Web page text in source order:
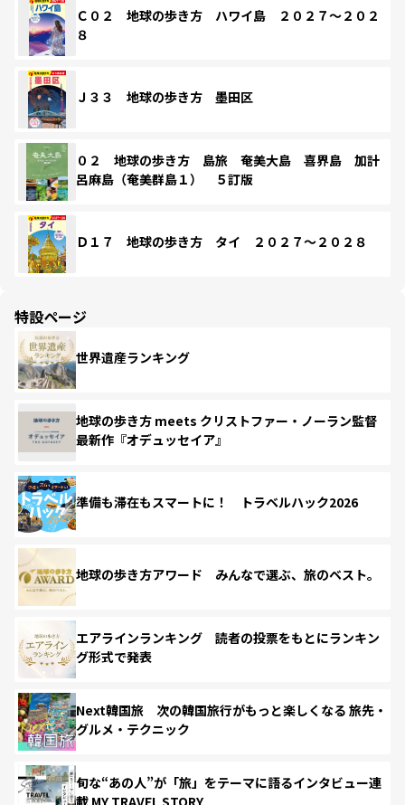
Ｃ０２ 地球の歩き方 ハワイ島 ２０２７～２０２
８
Ｊ３３ 地球の歩き方 墨田区
０２ 地球の歩き方 島旅 奄美大島 喜界島 加計
呂麻島（奄美群島１） ５訂版
Ｄ１７ 地球の歩き方 タイ ２０２７～２０２８
特設ページ
世界遺産ランキング
地球の歩き方 meets クリストファー・ノーラン監督
最新作『オデュッセイア』
準備も滞在もスマートに！ トラベルハック2026
地球の歩き方アワード みんなで選ぶ、旅のベスト。
エアラインランキング 読者の投票をもとにランキン
グ形式で発表
Next韓国旅 次の韓国旅行がもっと楽しくなる 旅先・
グルメ・テクニック
旬な“あの人”が「旅」をテーマに語るインタビュー連
載 MY TRAVEL STORY